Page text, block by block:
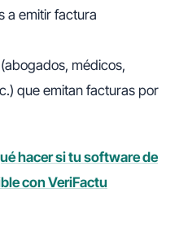
a emitir factura
(abogados, médicos,
que emitan facturas por
hacer si tu software de
con VeriFactu